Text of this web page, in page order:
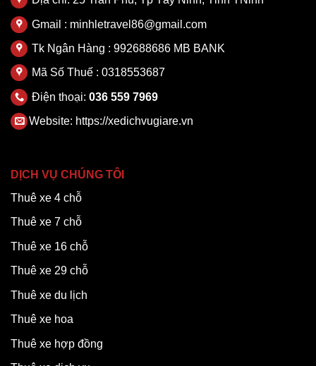
Gmail : minhletravel86@gmail.com
Tk Ngân Hàng : 992688686 MB BANK
Mã Số Thuế : 0318553687
Điện thoại: 036 559 7969
Website: https://xedichvugiare.vn
DỊCH VỤ CHÚNG TÔI
Thuê xe 4 chỗ
Thuê xe 7 chỗ
Thuê xe 16 chỗ
Thuê xe 29 chỗ
Thuê xe du lịch
Thuê xe hoa
Thuê xe hợp đồng